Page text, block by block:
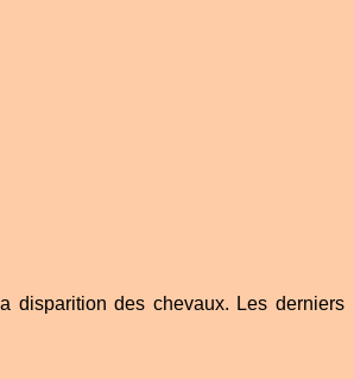
disparition des chevaux. Les derniers